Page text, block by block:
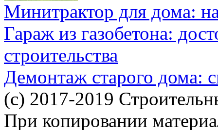
Минитрактор для дома:
Гараж из газобетона:
строительства
Демонтаж старого дома:
(c) 2017-2019
При копировании